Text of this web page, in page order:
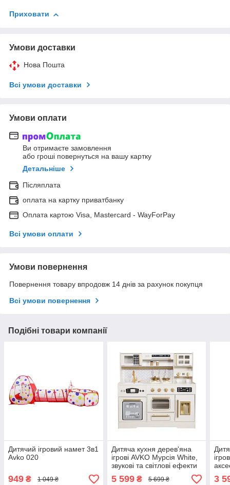
Приховати
Умови доставки
Нова Пошта
Всі умови доставки
Умови оплати
Ви отримаєте замовлення
або гроші повернуться на вашу картку
Детальніше
Післяплата
оплата на картку приватбанку
Оплата картою Visa, Mastercard - WayForPay
Всі умови оплати
Умови повернення
Повернення товару впродовж 14 днів за рахунок покупця
Всі умови повернення
Подібні товари компанії
Дитячий ігровий намет 3в1
Avko 020
949 ₴ 1 049 ₴
Дитяча кухня дерев'яна
ігрові AVKO Мурсія White,
звукові та світлові ефекти
5 599₴ 5 699 ₴ 3